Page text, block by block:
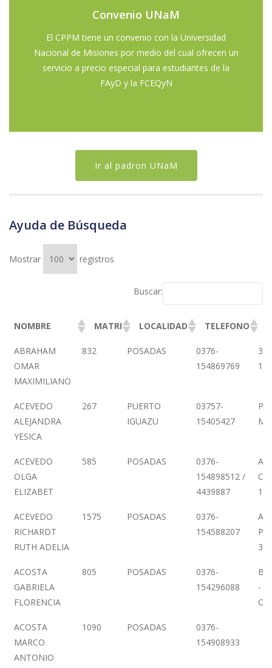
Convenio UNaM
El CPPM tiene un convenio con la Universidad
Nacional de Misiones por medio del cual ofrecen un
servicio a precio especial para estudiantes de la
FAyD y la FCEQyN
Sabemos que la salud mental es importante para el
este convenio. Para buscar a psicólogos/as que
estén disponibles para acompañarte en esta etapa
tan importante, hacé click en el enlace y elegí a
alguien del padrón.
Ir al padron UNaM
Ayuda de Búsqueda
Mostrar registros
Buscar:
NOMBRE MATRI LOCALIDAD TELEFONO
NOMBRE
MATRI LOCALIDAD TELEFONO
ABRAHAM
OMAR
MAXIMILIANO
832 POSADAS
0376-
154869769
3
ACEVEDO
ALEJANDRA
YESICA
267
PUERTO
IGUAZU
03757-
15405427
ACEVEDO
OLGA
ELIZABET
585 POSADAS
0376-
154898512 /
4439887
ACEVEDO
RICHARDT
RUTH ADELIA
1575 POSADAS
0376-
154588207
ACOSTA
GABRIELA
FLORENCIA
805 POSADAS
0376-
154296088
-
ACOSTA
MARCO
ANTONIO
1090 POSADAS
0376-
154908933